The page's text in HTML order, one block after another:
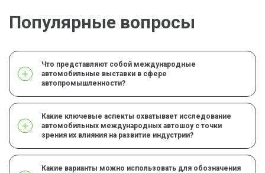
Популярные вопросы
Что представляют собой международные
автомобильные выставки в сфере
автопромышленности?
Какие ключевые аспекты охватывает исследование
автомобильных международных автошоу с точки
зрения их влияния на развитие индустрии?
Какие варианты можно использовать для обозначения